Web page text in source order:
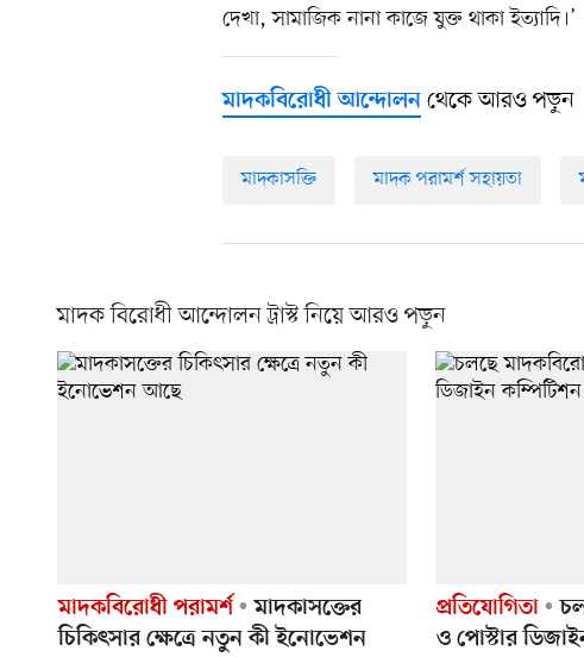
দেখা, সামাজিক নানা কাজে যুক্ত থাকা ইত্যাদি।’
মাদকবিরোধী আন্দোলন থেকে আরও পড়ুন
মাদকাসক্তি মাদক পরামর্শ সহায়তা
মাদক বিরোধী আন্দোলন ট্রাস্ট নিয়ে আরও পড়ুন
মাদকবিরোধী পরামর্শ
মাদকাসক্তের
চিকিৎসার ক্ষেত্রে নতুন কী ইনোভেশন
প্রতিযোগিতা
ও পোস্টার